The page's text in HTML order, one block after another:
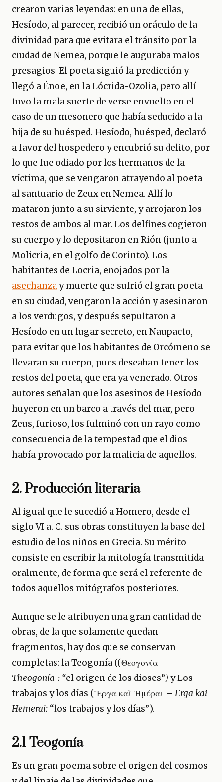
crearon varias leyendas: en una de ellas,
Hesíodo, al parecer, recibió un oráculo de la
divinidad para que evitara el tránsito por la
ciudad de Nemea, porque le auguraba malos
presagios. El poeta siguió la predicción y
llegó a Énoe, en la Lócrida-Ozolia, pero allí
tuvo la mala suerte de verse envuelto en el
caso de un mesonero que había seducido a la
hija de su huésped. Hesíodo, huésped, declaró
a favor del hospedero y encubrió su delito, por
lo que fue odiado por los hermanos de la
víctima, que se vengaron atrayendo al poeta
al santuario de Zeux en Nemea. Allí lo
mataron junto a su sirviente, y arrojaron los
restos de ambos al mar. Los delfines cogieron
su cuerpo y lo depositaron en Rión (junto a
Molicria, en el golfo de Corinto). Los
habitantes de Locria, enojados por la
asechanzay muerte que sufrió el gran poeta
en su ciudad, vengaron la acción y asesinaron
a los verdugos, y después sepultaron a
Hesíodo en un lugar secreto, en Naupacto,
para evitar que los habitantes de Orcómeno se
llevaran su cuerpo, pues deseaban tener los
restos del poeta, que era ya venerado. Otros
autores señalan que los asesinos de Hesíodo
huyeron en un barco a través del mar, pero
Zeus, furioso, los fulminó con un rayo como
consecuencia de la tempestad que el dios
había provocado por la malicia de aquellos.
2. Producción literaria
Al igual que le sucedió a Homero, desde el
siglo VI a. C. sus obras constituyen la base del
estudio de los niños en Grecia. Su mérito
consiste en escribir la mitología transmitida
oralmente, de forma que será el referente de
todos aquellos mitógrafos posteriores.
Aunque se le atribuyen una gran cantidad de
obras, de la que solamente quedan
fragmentos, hay dos que se conservan
completas: la Teogonía ((Θεογονία –
Theogonía-: “el origen de los dioses”) y Los
trabajos y los días (Ἔργα καὶ Ἡμέραι – Erga kai
Hemerai: “los trabajos y los días”).
2.1Teogonía
Es un gran poema sobre el origen del cosmos